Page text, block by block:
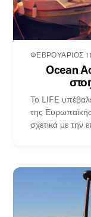
ΦΕΒΡΟΥΆΡΙΟΣ
Ocean
Το LIFE
της
σχετικά με την